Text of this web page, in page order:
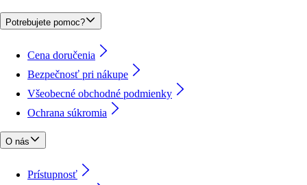
Potrebujete pomoc?
Cena doručenia
Bezpečnosť pri nákupe
Všeobecné obchodné podmienky
Ochrana súkromia
O nás
Prístupnosť